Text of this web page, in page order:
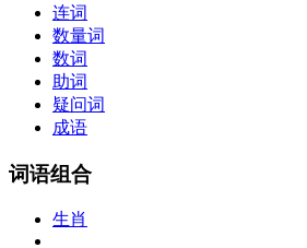
连词
数量词
数词
助词
疑问词
成语
词语组合
生肖